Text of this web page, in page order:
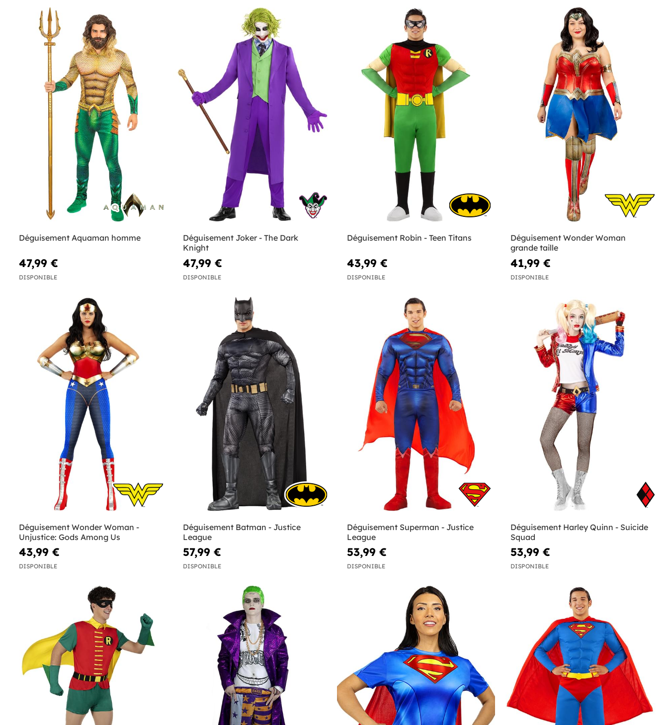
Déguisement Aquaman homme
47,99 €
DISPONIBLE
Déguisement Joker - The Dark
Knight
47,99 €
DISPONIBLE
Déguisement Robin - Teen Titans
43,99 €
DISPONIBLE
Déguisement Wonder Woman
grande taille
41,99 €
DISPONIBLE
Déguisement Wonder Woman -
Unjustice: Gods Among Us
43,99 €
DISPONIBLE
Déguisement Batman - Justice
League
57,99 €
DISPONIBLE
Déguisement Superman - Justice
League
53,99 €
DISPONIBLE
Déguisement Harley Quinn - Suicide
Squad
53,99 €
DISPONIBLE